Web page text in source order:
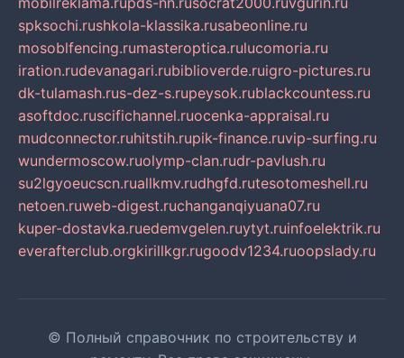
spksochi.rushkola-klassika.rusabeonline.ru
mosoblfencing.rumasteroptica.rulucomoria.ru
iration.rudevanagari.rubiblioverde.ruigro-pictures.ru
dk-tulamash.rus-dez-s.rupeysok.rublackcountess.ru
asoftdoc.ruscifichannel.ruocenka-appraisal.ru
mudconnector.ruhitstih.rupik-finance.ruvip-surfing.ru
wundermoscow.ruolymp-clan.rudr-pavlush.ru
su2lgyoeucscn.ruallkmv.rudhgfd.rutesotomeshell.ru
netoen.ruweb-digest.ruchanganqiyuana07.ru
kuper-dostavka.ruedemvgelen.ruytyt.ruinfoelektrik.ru
everafterclub.orgkirillkgr.rugoodv1234.ruoopslady.ru
© Полный справочник по строительству и